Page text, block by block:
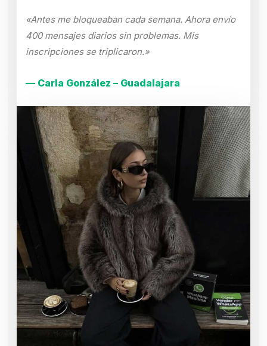
«Antes me bloqueaban cada semana. Ahora envío
400 mensajes diarios sin problemas. Mis
inscripciones se triplicaron.»
— Carla González – Guadalajara